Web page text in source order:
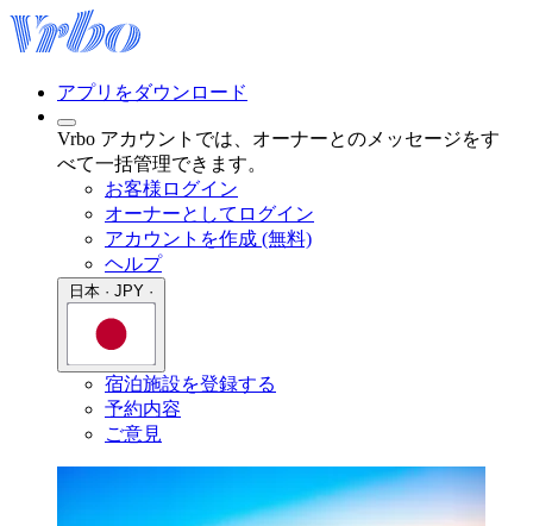
アプリをダウンロード
Vrbo アカウントでは、オーナーとのメッセージをす
べて一括管理できます。
お客様ログイン
オーナーとしてログイン
アカウントを作成 (無料)
ヘルプ
宿泊施設を登録する
予約内容
ご意見